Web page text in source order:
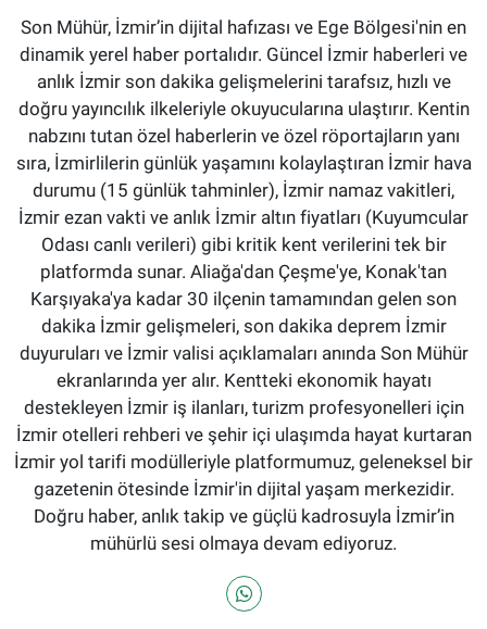
Son Mühür, İzmir’in dijital hafızası ve Ege Bölgesi'nin en
dinamik yerel haber portalıdır. Güncel İzmir haberleri ve
anlık İzmir son dakika gelişmelerini tarafsız, hızlı ve
doğru yayıncılık ilkeleriyle okuyucularına ulaştırır. Kentin
nabzını tutan özel haberlerin ve özel röportajların yanı
sıra, İzmirlilerin günlük yaşamını kolaylaştıran İzmir hava
durumu (15 günlük tahminler), İzmir namaz vakitleri,
İzmir ezan vakti ve anlık İzmir altın fiyatları (Kuyumcular
Odası canlı verileri) gibi kritik kent verilerini tek bir
platformda sunar. Aliağa'dan Çeşme'ye, Konak'tan
Karşıyaka'ya kadar 30 ilçenin tamamından gelen son
dakika İzmir gelişmeleri, son dakika deprem İzmir
duyuruları ve İzmir valisi açıklamaları anında Son Mühür
ekranlarında yer alır. Kentteki ekonomik hayatı
destekleyen İzmir iş ilanları, turizm profesyonelleri için
İzmir otelleri rehberi ve şehir içi ulaşımda hayat kurtaran
İzmir yol tarifi modülleriyle platformumuz, geleneksel bir
gazetenin ötesinde İzmir'in dijital yaşam merkezidir.
Doğru haber, anlık takip ve güçlü kadrosuyla İzmir’in
mühürlü sesi olmaya devam ediyoruz.